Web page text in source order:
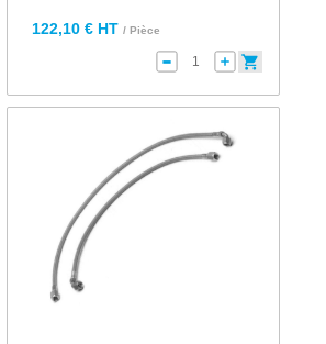
122,10 € HT / Pièce